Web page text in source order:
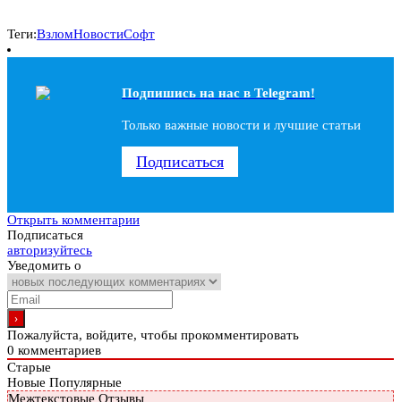
Теги:ВзломНовостиСофт
Подпишись на наc в Telegram!
Только важные новости и лучшие статьи
Подписаться
Открыть комментарии
Подписаться
авторизуйтесь
Уведомить о
Пожалуйста, войдите, чтобы прокомментировать
0 комментариев
Старые
Новые Популярные
Межтекстовые Отзывы